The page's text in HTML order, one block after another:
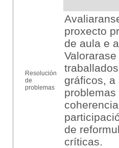
Resolución
de
problemas
proxecto
de aula e
gráficos, a
de
críticas.